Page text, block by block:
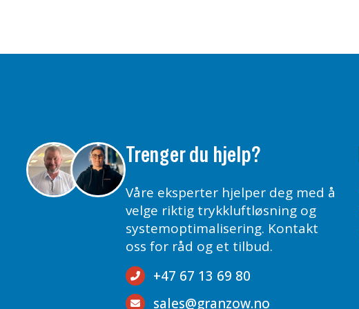
Trenger du hjelp?
Våre eksperter hjelper deg med å
velge riktig trykkluftløsning og
systemoptimalisering. Kontakt
oss for råd og et tilbud.
+47 67 13 69 80
sales@granzow.no